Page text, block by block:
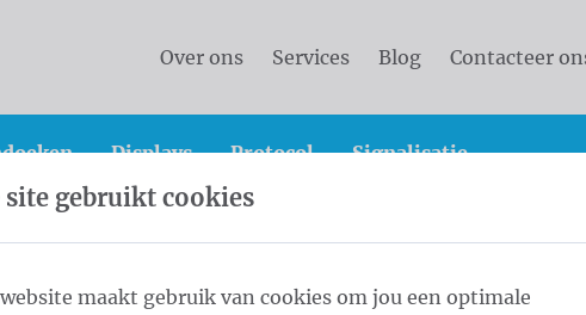
Over ons Services Blog Contacteer
Displays Protocol Signalisatie
site gebruikt cookies
maakt gebruik van cookies om jou een optimale